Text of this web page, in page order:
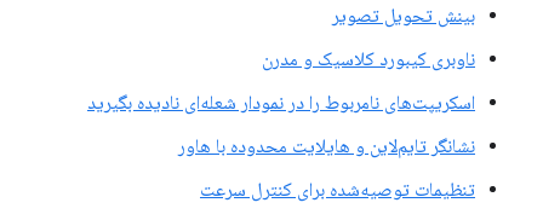
بینش تحویل تصویر
ناوبری کیبورد کلاسیک و مدرن
اسکریپت‌های نامربوط را در نمودار شعله‌ای نادیده بگیرید
نشانگر تایم‌لاین و هایلایت محدوده با هاور
تنظیمات توصیه‌شده برای کنترل سرعت